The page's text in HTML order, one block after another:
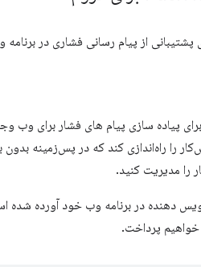
پشتیبانی از پیام رسانی فشاری در
پیاده سازی پیام های فشار برای وب
را راه‌اندازی کند که در پس‌زمینه
را مدیریت کنید.
دهنده در برنامه وب خود آورده شده
خواهیم پرداخت.